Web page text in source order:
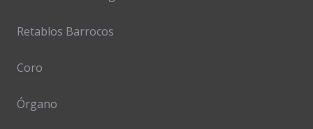
Retablos Barrocos
Coro
Órgano